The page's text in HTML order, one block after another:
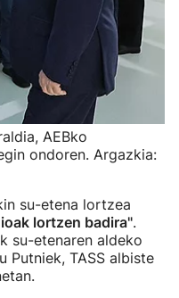
AEBko
ondoren. Argazkia:
su-etena lortzea
lortzen badira".
su-etenaren aldeko
Putniek, TASS albiste